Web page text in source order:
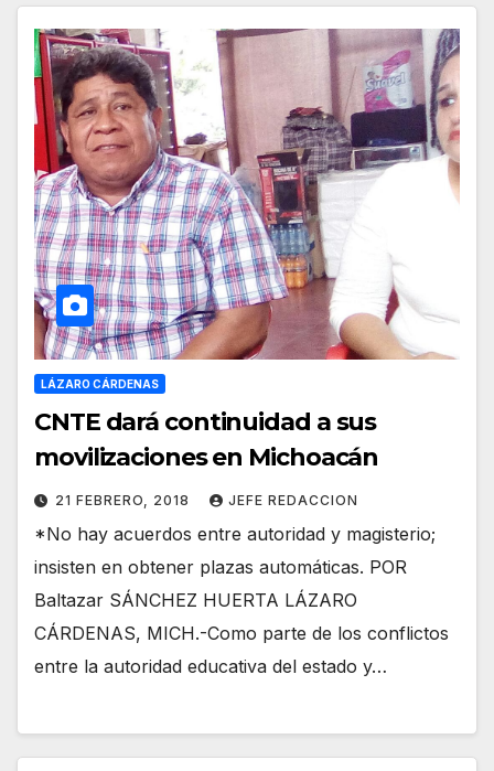
LÁZARO CÁRDENAS
CNTE dará continuidad a sus
movilizaciones en Michoacán
21 FEBRERO, 2018 JEFE REDACCION
*No hay acuerdos entre autoridad y magisterio;
insisten en obtener plazas automáticas. POR
Baltazar SÁNCHEZ HUERTA LÁZARO
CÁRDENAS, MICH.-Como parte de los conflictos
entre la autoridad educativa del estado y…